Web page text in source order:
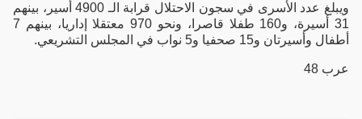
ويبلغ عدد الأسرى في سجون الاحتلال قرابة الـ 4900 أسير، بينهم
31 أسيرة، و160 طفلا قاصرا، ونحو 970 معتقلا إداريا، بينهم 7
أطفال وأسيرتان و15 صحفيا و5 نواب في المجلس التشريعي.
عرب 48